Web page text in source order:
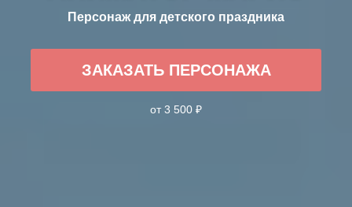
Персонаж для детского праздника
ЗАКАЗАТЬ ПЕРСОНАЖА
от 3 500 ₽